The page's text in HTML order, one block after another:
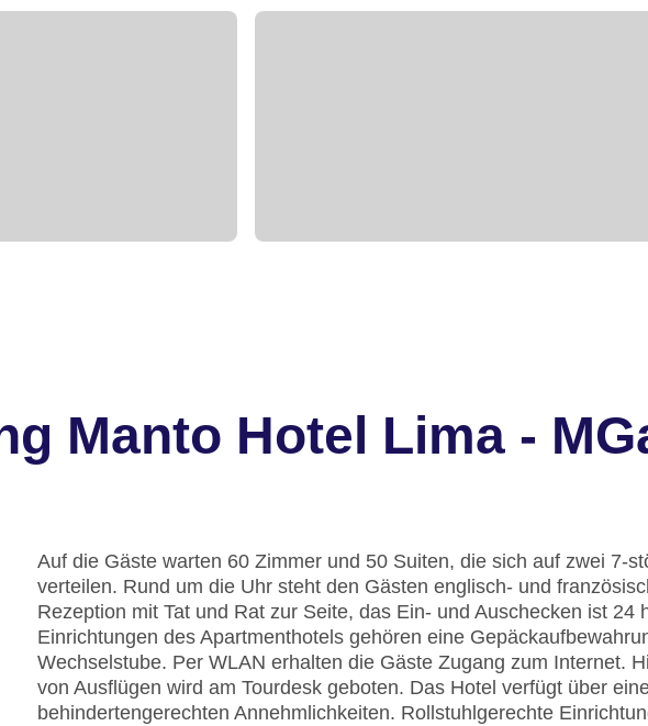
Manto Hotel Lima -
Auf die Gäste warten 60 Zimmer und 50 Suiten, die sich auf zwei 7-
verteilen. Rund um die Uhr steht den Gästen englisch- und
Rezeption mit Tat und Rat zur Seite, das Ein- und Auschecken ist 24
Einrichtungen des Apartmenthotels gehören eine
Wechselstube. Per WLAN erhalten die Gäste Zugang zum Internet.
von Ausflügen wird am Tourdesk geboten. Das Hotel verfügt über
behindertengerechten Annehmlichkeiten. Rollstuhlgerechte